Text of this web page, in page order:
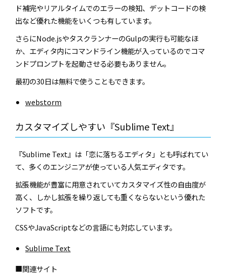
ド補完やリアルタイムでのエラーの検知、デットコードの検
出など優れた機能をいくつも有しています。
さらにNode.jsやタスクランナーのGulpの実行も可能なほ
か、エディタ内にコマンドライン機能が入っているのでコマ
ンドプロンプトを起動させる必要もありません。
最初の30日は無料で使うこともできます。
webstorm
カスタマイズしやすい『Sublime Text』
『Sublime Text』は「恋に落ちるエディタ」とも呼ばれてい
て、多くのエンジニアが使っている人気エディタです。
拡張機能が豊富に用意されていてカスタマイズ性の自由度が
高く、しかし拡張を繰り返しても重くならないという優れた
ソフトです。
CSSやJavaScriptなどの言語にも対応しています。
Sublime Text
■関連サイト